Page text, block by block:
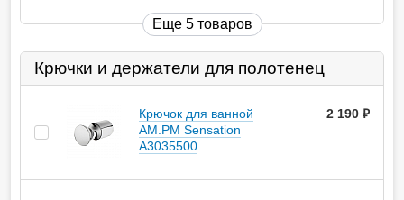
Еще 5 товаров
Крючки и держатели для полотенец
Крючок для ванной
AM.PM Sensation
A3035500
2 190